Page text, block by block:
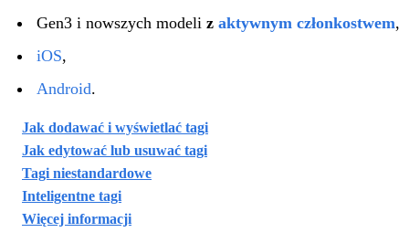
Gen3 i nowszych modeli z aktywnym członkostwem,
iOS,
Android.
Jak dodawać i wyświetlać tagi
Jak edytować lub usuwać tagi
Tagi niestandardowe
Inteligentne tagi
Więcej informacji